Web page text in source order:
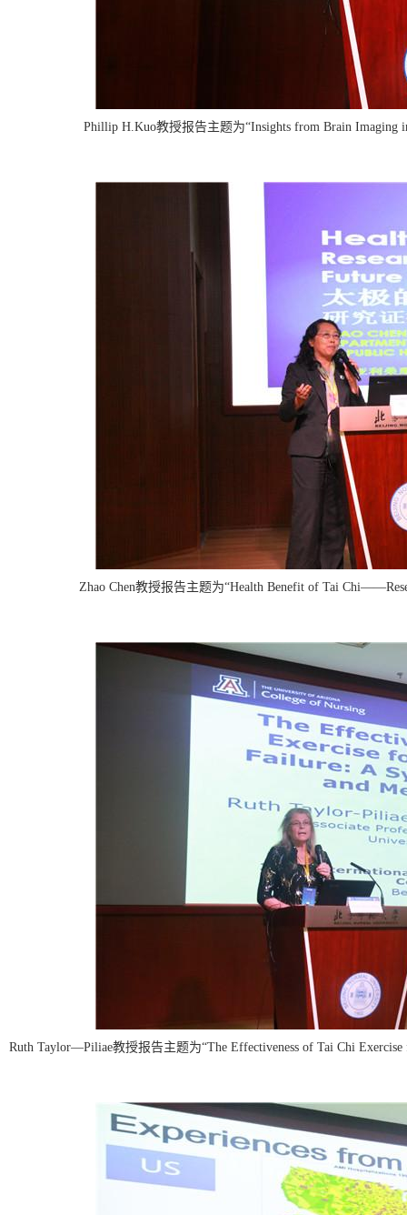
Phillip H.Kuo教授报告主题为“Insights from Brain Imaging
Zhao Chen教授报告主题为“Health Benefit of Tai
Ruth Taylor—Piliae教授报告主题为“The Effectiveness of Tai Chi